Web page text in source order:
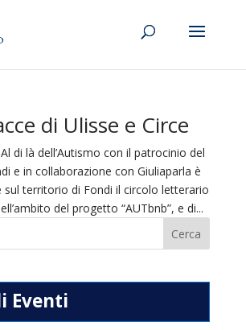
di Ulisse e Circe
di là dell’Autismo con il patrocinio del
e in collaborazione con Giuliaparla è
sul territorio di Fondi il circolo letterario
del progetto “AUTbnb”, e di...
Eventi